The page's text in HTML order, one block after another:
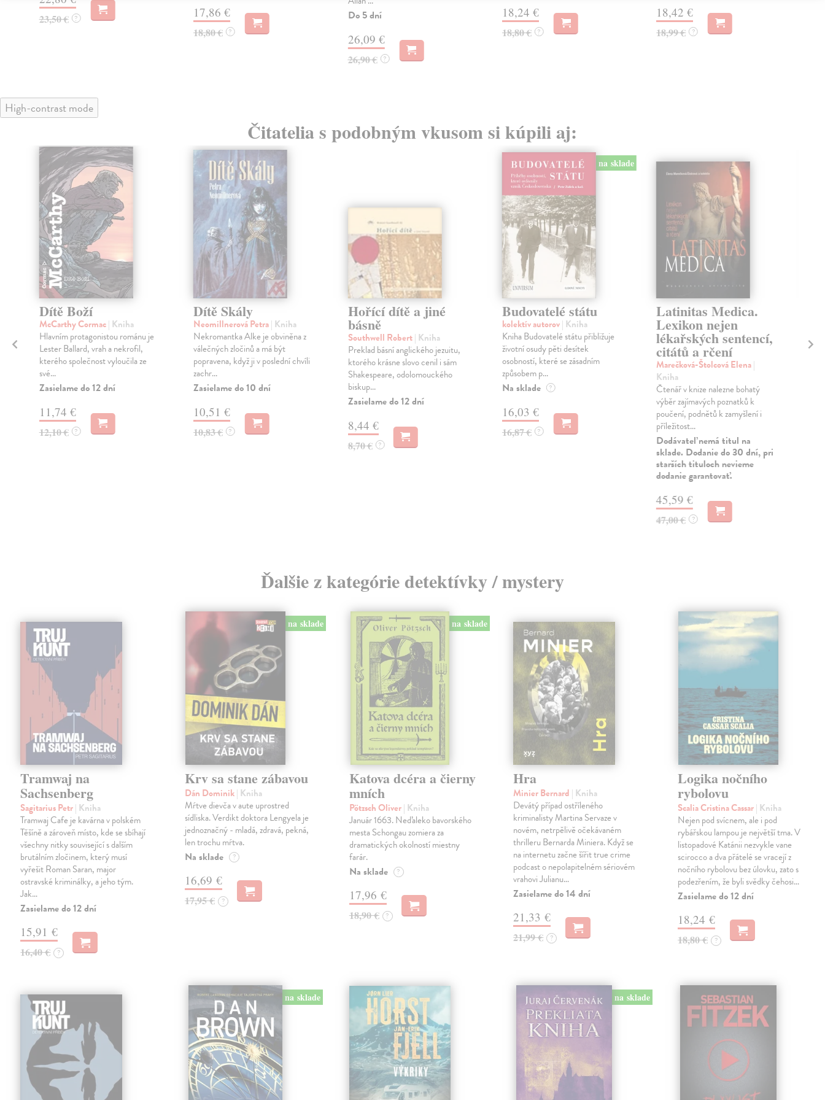
23,50 € ? 17,86 €
18,80 € ?
Do 5 dní
26,09 €
26,90 € ?
18,24 €
18,80 € ?
18,42 €
18,99 € ?
High-contrast mode
Čitatelia s podobným vkusom si kúpili aj:
Dítě Boží
McCarthy Cormac| Kniha
Hlavním protagonistou románu je
Lester Ballard, vrah a nekrofil,
kterého společnost vyloučila ze
své...
Zasielame do 12 dní
11,74 €
12,10 € ?
Dítě Skály
Neomillnerová Petra| Kniha
Nekromantka Alke je obviněna z
válečných zločinů a má být
popravena, když ji v poslední chvíli
zachr...
Zasielame do 10 dní
10,51 €
10,83 € ?
Hořící dítě a jiné
básně
Southwell Robert| Kniha
Preklad básní anglického jezuitu,
ktorého krásne slovo cenil i sám
Shakespeare, odolomouckého
biskup...
Zasielame do 12 dní
8,44 €
8,70 € ?
na sklade
Budovatelé státu
kolektív autorov| Kniha
Kniha Budovatelé státu přibližuje
životní osudy pěti desítek
osobností, které se zásadním
způsobem p...
Na sklade ?
16,03 €
16,87 € ?
Latinitas Medica.
Lexikon nejen
lékařských sentencí,
citátů a rčení
Marečková-Štolcová Elena|
Kniha
Čtenář v knize nalezne bohatý
výběr zajímavých poznatků k
poučení, podnětů k zamyšlení i
příležitost...
Dodávateľ nemá titul na
sklade. Dodanie do 30 dní, pri
starších tituloch nevieme
dodanie garantovať.
45,59 €
47,00 € ?
a
Ďalšie z kategórie detektívky / mystery
Tramwaj na
Sachsenberg
Sagitarius Petr| Kniha
Tramwaj Cafe je kavárna v polském
Těšíně a zároveň místo, kde se sbíhají
všechny nitky související s dalším
brutálním zločinem, který musí
vyřešit Roman Saran, major
ostravské kriminálky, a jeho tým.
Jak…
Zasielame do 12 dní
15,91 €
16,40 € ?
na sklade
Krv sa stane zábavou
Dán Dominik| Kniha
Mŕtve dievča v aute uprostred
sídliska. Verdikt doktora Lengyela je
jednoznačný - mladá, zdravá, pekná,
len trochu mŕtva.
Na sklade ?
16,69 €
17,95 € ?
na sklade
Katova dcéra a čierny
mních
Pötzsch Oliver| Kniha
Január 1663. Neďaleko bavorského
mesta Schongau zomiera za
dramatických okolností miestny
farár.
Na sklade ?
17,96 €
18,90 € ?
Hra
Minier Bernard | Kniha
Devátý případ ostříleného
kriminalisty Martina Servaze v
novém, netrpělivě očekávaném
thrilleru Bernarda Miniera. Když se
na internetu začne šířit true crime
podcast o nepolapitelném sériovém
vrahovi Julianu…
Zasielame do 14 dní
21,33 €
21,99 € ?
Logika nočního
rybolovu
Scalia Cristina Cassar| Kniha
Nejen pod svícnem, ale i pod
rybářskou lampou je největší tma. V
listopadové Katánii nezvykle vane
scirocco a dva přátelé se vracejí z
nočního rybolovu bez úlovku, zato s
podezřením, že byli svědky čehosi…
Zasielame do 12 dní
18,24 €
18,80 € ?
na sklade na sklade